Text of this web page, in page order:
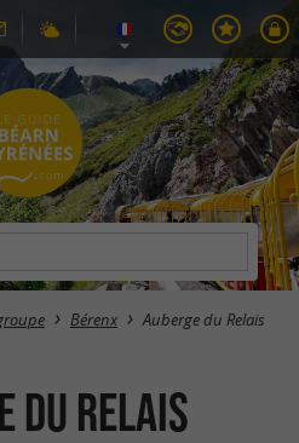
Bérenx Auberge du Relais
du Relais